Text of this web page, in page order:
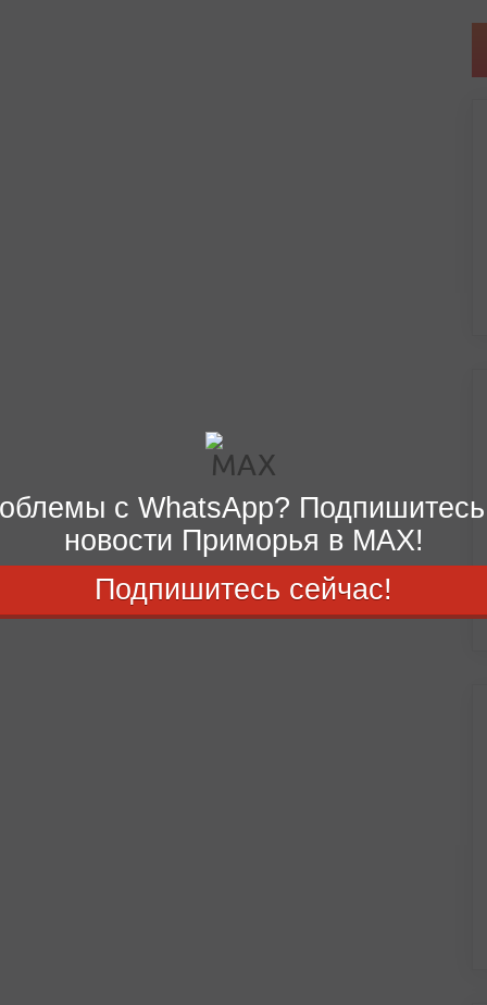
с WhatsApp?
новости Приморья в MAX!
Подпишитесь сейчас!